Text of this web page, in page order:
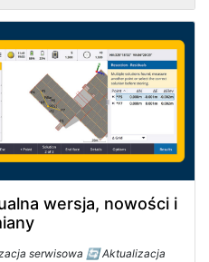
wersja, nowości i
serwisowa 🔄 Aktualizacja